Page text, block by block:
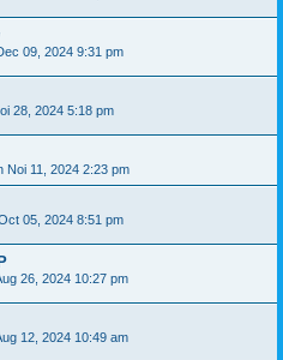
09, 2024 9:31 pm
28, 2024 5:18 pm
Noi 11, 2024 2:23 pm
05, 2024 8:51 pm
26, 2024 10:27 pm
12, 2024 10:49 am